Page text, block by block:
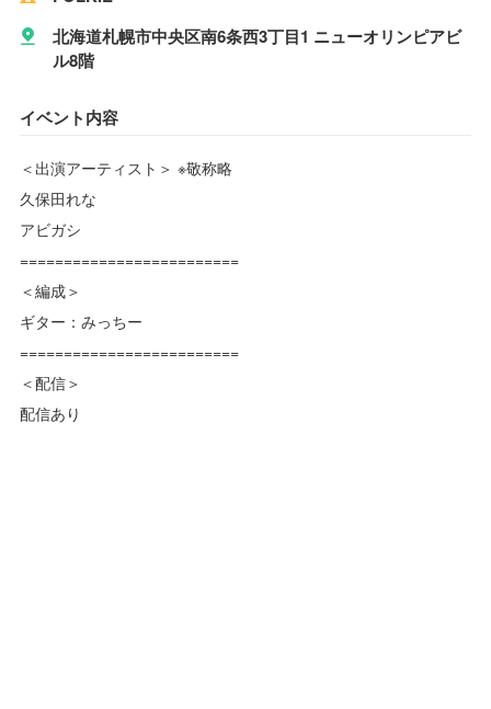
北海道札幌市中央区南6条西3丁目1 ニューオリンピアビ
ル8階
イベント内容
＜出演アーティスト＞ ※敬称略
久保田れな
アビガシ
=========================
＜編成＞
ギター：みっちー
=========================
＜配信＞
配信あり